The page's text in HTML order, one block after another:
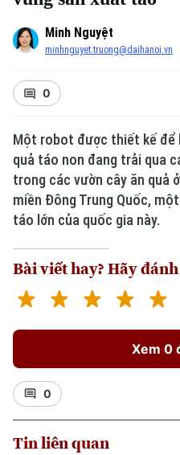
Minh Nguyệt
minhnguyet.truong@daihanoi.vn
0
Một robot được thiết kế để
quả táo non đang trải qua
trong các vườn cây ăn quả
miền Đông Trung Quốc,
táo lớn của quốc gia này.
Bài viết hay? Hãy
Xem 0
0
Tin liên quan